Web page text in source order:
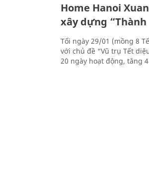
Home Hanoi
xây dựng “Thành
Tối ngày 29/01 (mồng 8
với chủ đề “Vũ trụ Tết
20 ngày hoạt động, tăng